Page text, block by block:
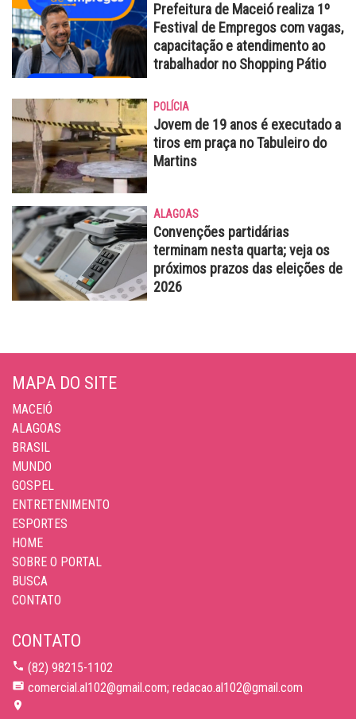
Prefeitura de Maceió realiza 1º
Festival de Empregos com vagas,
capacitação e atendimento ao
trabalhador no Shopping Pátio
POLÍCIA
Jovem de 19 anos é executado a
tiros em praça no Tabuleiro do
Martins
ALAGOAS
Convenções partidárias
terminam nesta quarta; veja os
próximos prazos das eleições de
2026
MAPA DO SITE
MACEIÓ
ALAGOAS
BRASIL
MUNDO
GOSPEL
ENTRETENIMENTO
ESPORTES
HOME
SOBRE O PORTAL
BUSCA
CONTATO
CONTATO
(82) 98215-1102
comercial.al102@gmail.com; redacao.al102@gmail.com